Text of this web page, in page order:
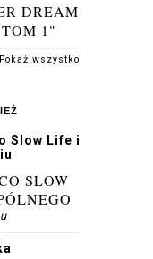
DREAM.
1"
Pokaż wszystko
Slow Life i
SLOW